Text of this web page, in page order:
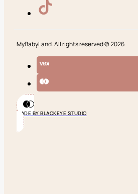
MyBabyLand. All rights reserved © 2026
MADE BY BLACKEYE STUDIO